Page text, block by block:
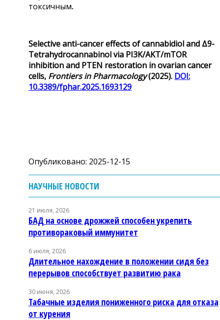
токсичным.
Selective anti-cancer effects of cannabidiol and Δ9-
Tetrahydrocannabinol via PI3K/AKT/mTOR
inhibition and PTEN restoration in ovarian cancer
cells, Frontiers in Pharmacology(2025). DOI:
10.3389/fphar.2025.1693129
Опубликовано: 2025-12-15
НАУЧНЫЕ НОВОСТИ
21 июля, 2026
БАД на основе дрожжей способен укрепить
противораковый иммунитет
6 июля, 2026
Длительное нахождение в положении сидя без
перерывов способствует развитию рака
30 июня, 2026
Табачные изделия пониженного риска для отказа
от курения